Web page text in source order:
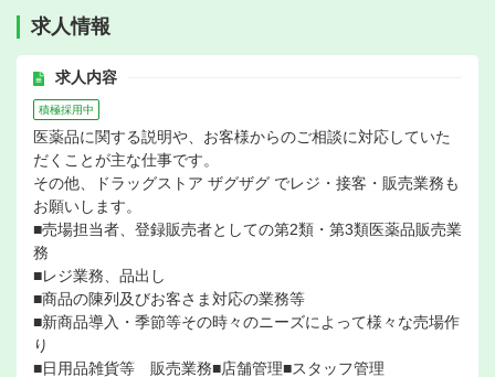
求人情報
求人内容
積極採用中
医薬品に関する説明や、お客様からのご相談に対応していた
だくことが主な仕事です。
その他、ドラッグストア ザグザグ でレジ・接客・販売業務も
お願いします。
■売場担当者、登録販売者としての第2類・第3類医薬品販売業
務
■レジ業務、品出し
■商品の陳列及びお客さま対応の業務等
■新商品導入・季節等その時々のニーズによって様々な売場作
り
■日用品雑貨等 販売業務■店舗管理■スタッフ管理